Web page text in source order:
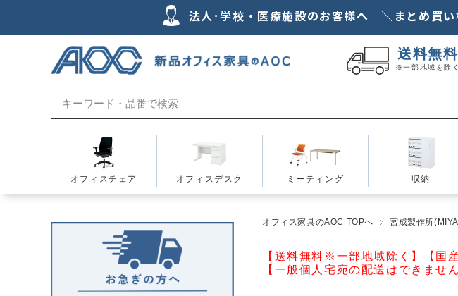
法人･学校・医療施設のお客様へ ＼まとめ買
送料無料
※一部地域を除く
オフィスチェア オフィスデスク ミーティング 収納
オフィス家具のAOC TOPへ 宮成製作所
【送料無料※一部地域除く】【国
【一般個人宅宛の配送はできません